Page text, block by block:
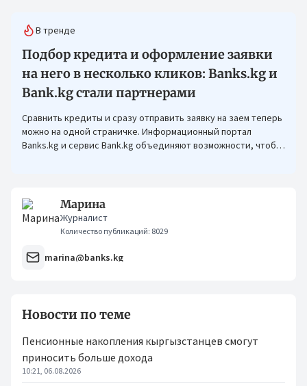
В тренде
Подбор кредита и оформление заявки
на него в несколько кликов: Banks.kg и
Bank.kg стали партнерами
Сравнить кредиты и сразу отправить заявку на заем теперь
можно на одной страничке. Информационный портал
Banks.kg и сервис Bank.kg объединяют возможности, чтобы
Марина
Журналист
Количество публикаций: 8029
marina@banks.kg
Новости по теме
Пенсионные накопления кыргызстанцев смогут
приносить больше дохода
10:21, 06.08.2026